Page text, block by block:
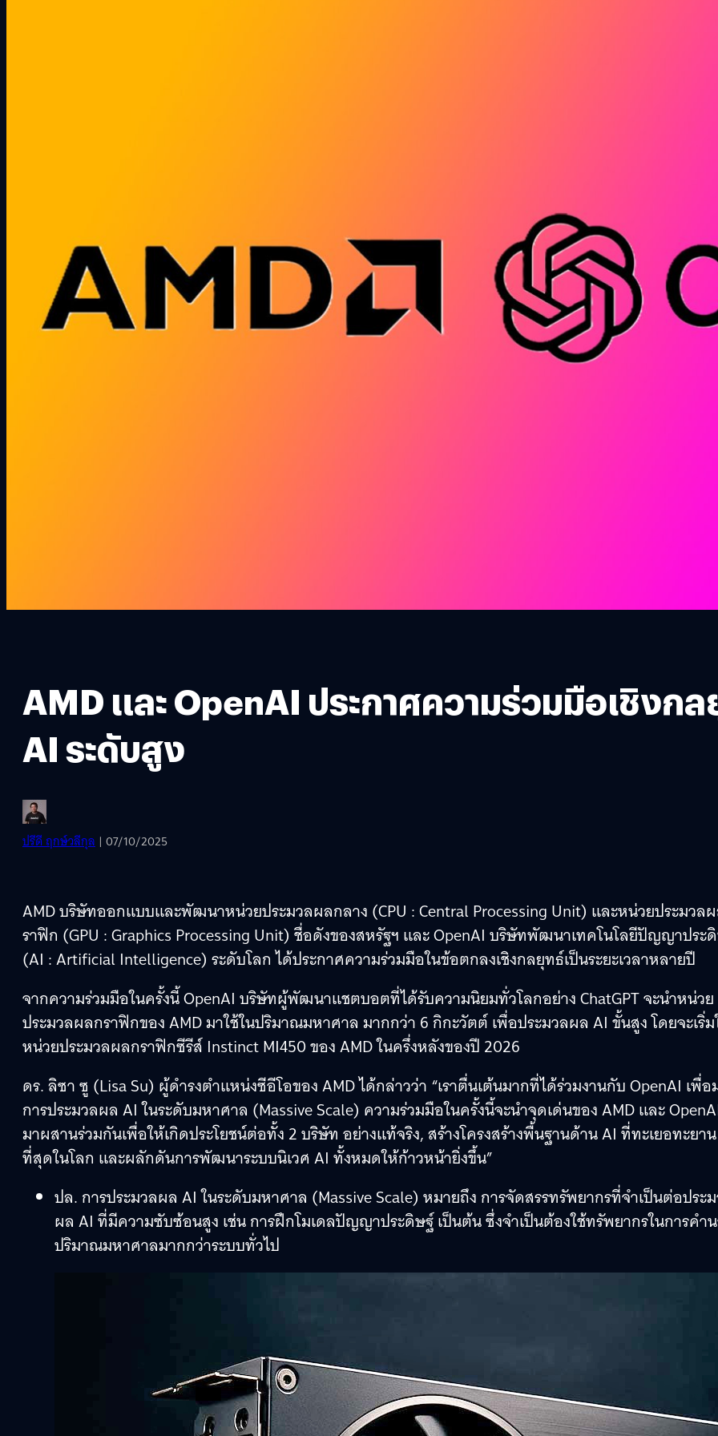
AMD และ OpenAI ประกาศความร่วมมือเชิงก
AI ระดับสูง
ปรีดี ฤกษ์วลีกุล | 07/10/2025
AMD บริษัทออกแบบและพัฒนาหน่วยประมวลผลกลาง (CPU : Central Processing Unit) และหน่วยประมวล
ราฟิก (GPU : Graphics Processing Unit) ชื่อดังของสหรัฐฯ และ OpenAI บริษัทพัฒนาเทคโนโลยีปัญญาประ
(AI : Artificial Intelligence) ระดับโลก ได้ประกาศความร่วมมือในข้อตกลงเชิงกลยุทธ์เป็นระยะเวลาหลายปี
จากความร่วมมือในครั้งนี้ OpenAI บริษัทผู้พัฒนาแชตบอตที่ได้รับความนิยมทั่วโลกอย่าง ChatGPT จะนำหน่วย
ประมวลผลกราฟิกของ AMD มาใช้ในปริมาณมหาศาล มากกว่า 6 กิกะวัตต์ เพื่อประมวลผล AI ขั้นสูง โดยจะเริ่ม
หน่วยประมวลผลกราฟิกซีรีส์ Instinct MI450 ของ AMD ในครึ่งหลังของปี 2026
ดร. ลิซา ซู (Lisa Su) ผู้ดำรงตำแหน่งซีอีโอของ AMD ได้กล่าวว่า “เราตื่นเต้นมากที่ได้ร่วมงานกับ OpenAI เพื่
การประมวลผล AI ในระดับมหาศาล (Massive Scale) ความร่วมมือในครั้งนี้จะนำจุดเด่นของ AMD และ
มาผสานร่วมกันเพื่อให้เกิดประโยชน์ต่อทั้ง 2 บริษัท อย่างแท้จริง, สร้างโครงสร้างพื้นฐานด้าน AI ที่ทะเยอทะยาน
ที่สุดในโลก และผลักดันการพัฒนาระบบนิเวศ AI ทั้งหมดให้ก้าวหน้ายิ่งขึ้น”
ปล. การประมวลผล AI ในระดับมหาศาล (Massive Scale) หมายถึง การจัดสรรทรัพยากรที่จำเป็นต่อประ
ผล AI ที่มีความซับซ้อนสูง เช่น การฝึกโมเดลปัญญาประดิษฐ์ เป็นต้น ซึ่งจำเป็นต้องใช้ทรัพยากรในการคำ
ปริมาณมหาศาลมากกว่าระบบทั่วไป